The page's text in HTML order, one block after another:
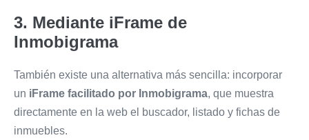
3. Mediante iFrame de
Inmobigrama
También existe una alternativa más sencilla: incorporar
un iFrame facilitado por Inmobigrama, que muestra
directamente en la web el buscador, listado y fichas de
inmuebles.